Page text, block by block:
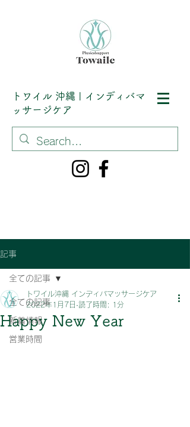
トワイル 沖縄 | インディバマ
ッサージケア
記事
全ての記事
新着情報
営業時間
全ての記事
Happy New Year
トワイル沖縄 インディバマッサージケア
2022年1月7日 読了時間: 1分